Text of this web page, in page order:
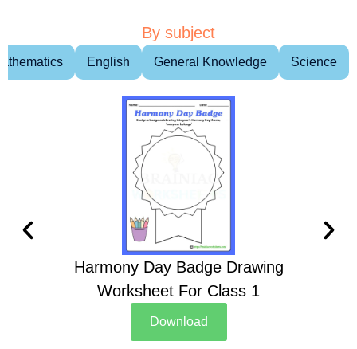
By subject
English General Knowledge Science
Harmony Day Badge Drawing
Worksheet For Class 1
Download